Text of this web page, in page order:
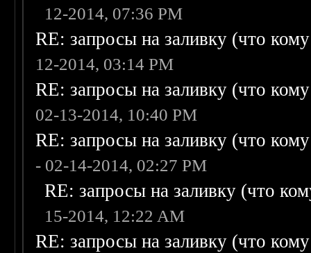
12-2014, 07:36 PM
RE: запросы на заливку (что
12-2014, 03:14 PM
RE: запросы на заливку (что
02-13-2014, 10:40 PM
RE: запросы на заливку (что
- 02-14-2014, 02:27 PM
RE: запросы на заливку (что
15-2014, 12:22 AM
RE: запросы на заливку (что